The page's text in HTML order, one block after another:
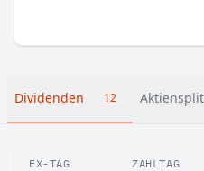
Dividenden 12
EX-TAG ZAHLTAG